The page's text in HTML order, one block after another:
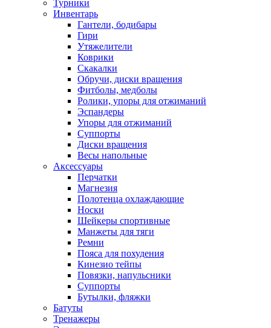
Турники
Инвентарь
Гантели, бодибары
Гири
Утяжелители
Коврики
Скакалки
Обручи, диски вращения
Фитболы, медболы
Ролики, упоры для отжиманий
Эспандеры
Упоры для отжиманий
Суппорты
Диски вращения
Весы напольные
Аксессуары
Перчатки
Магнезия
Полотенца охлаждающие
Носки
Шейкеры спортивные
Манжеты для тяги
Ремни
Пояса для похудения
Кинезио тейпы
Повязки, напульсники
Суппорты
Бутылки, фляжки
Батуты
Тренажеры